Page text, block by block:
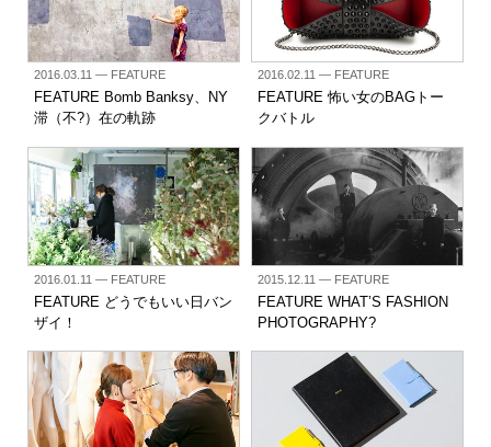
2016.03.11— FEATURE
FEATURE Bomb Banksy、NY
滞（不?）在の軌跡
2016.02.11— FEATURE
FEATURE 怖い女のBAGトー
クバトル
2016.01.11— FEATURE
FEATURE どうでもいい日バン
ザイ！
2015.12.11— FEATURE
FEATURE WHAT’S FASHION
PHOTOGRAPHY?